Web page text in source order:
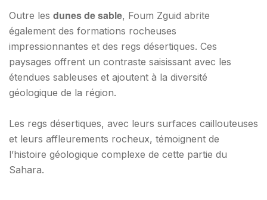
Outre les dunes de sable, Foum Zguid abrite
également des formations rocheuses
impressionnantes et des regs désertiques. Ces
paysages offrent un contraste saisissant avec les
étendues sableuses et ajoutent à la diversité
géologique de la région.
Les regs désertiques, avec leurs surfaces caillouteuses
et leurs affleurements rocheux, témoignent de
l’histoire géologique complexe de cette partie du
Sahara.